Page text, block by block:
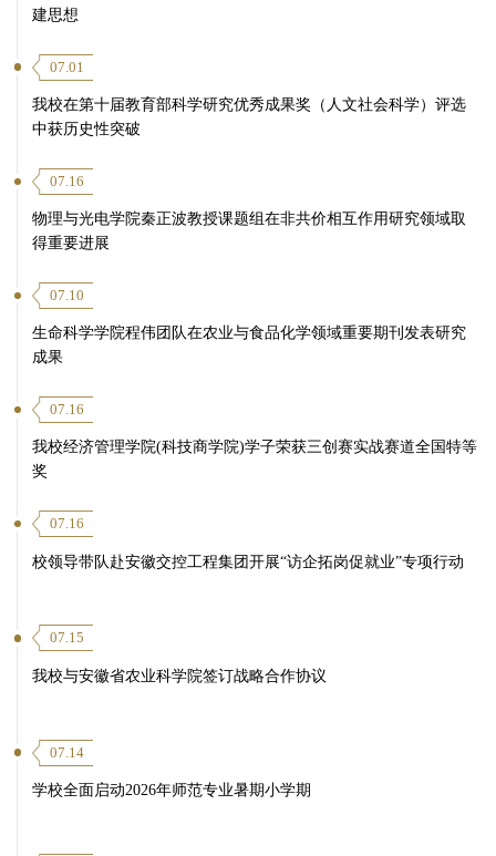
建思想
07.01
我校在第十届教育部科学研究优秀成果奖（人文社会科学）评选
中获历史性突破
07.16
物理与光电学院秦正波教授课题组在非共价相互作用研究领域取
得重要进展
07.10
生命科学学院程伟团队在农业与食品化学领域重要期刊发表研究
成果
07.16
我校经济管理学院(科技商学院)学子荣获三创赛实战赛道全国特等
奖
07.16
校领导带队赴安徽交控工程集团开展“访企拓岗促就业”专项行动
07.15
我校与安徽省农业科学院签订战略合作协议
07.14
学校全面启动2026年师范专业暑期小学期